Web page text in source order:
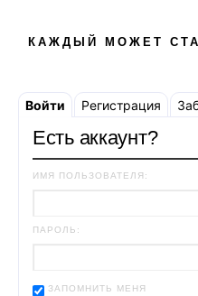
КАЖДЫЙ МОЖЕТ
Войти Регистрация
Есть аккаунт?
ИМЯ ПОЛЬЗОВАТЕЛЯ:
ПАРОЛЬ:
ЗАПОМНИТЬ МЕНЯ